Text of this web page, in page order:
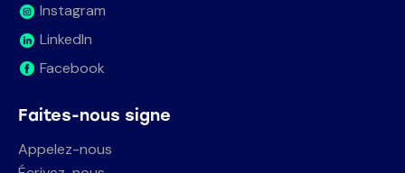
Instagram
LinkedIn
Facebook
Faites-nous signe
Appelez-nous